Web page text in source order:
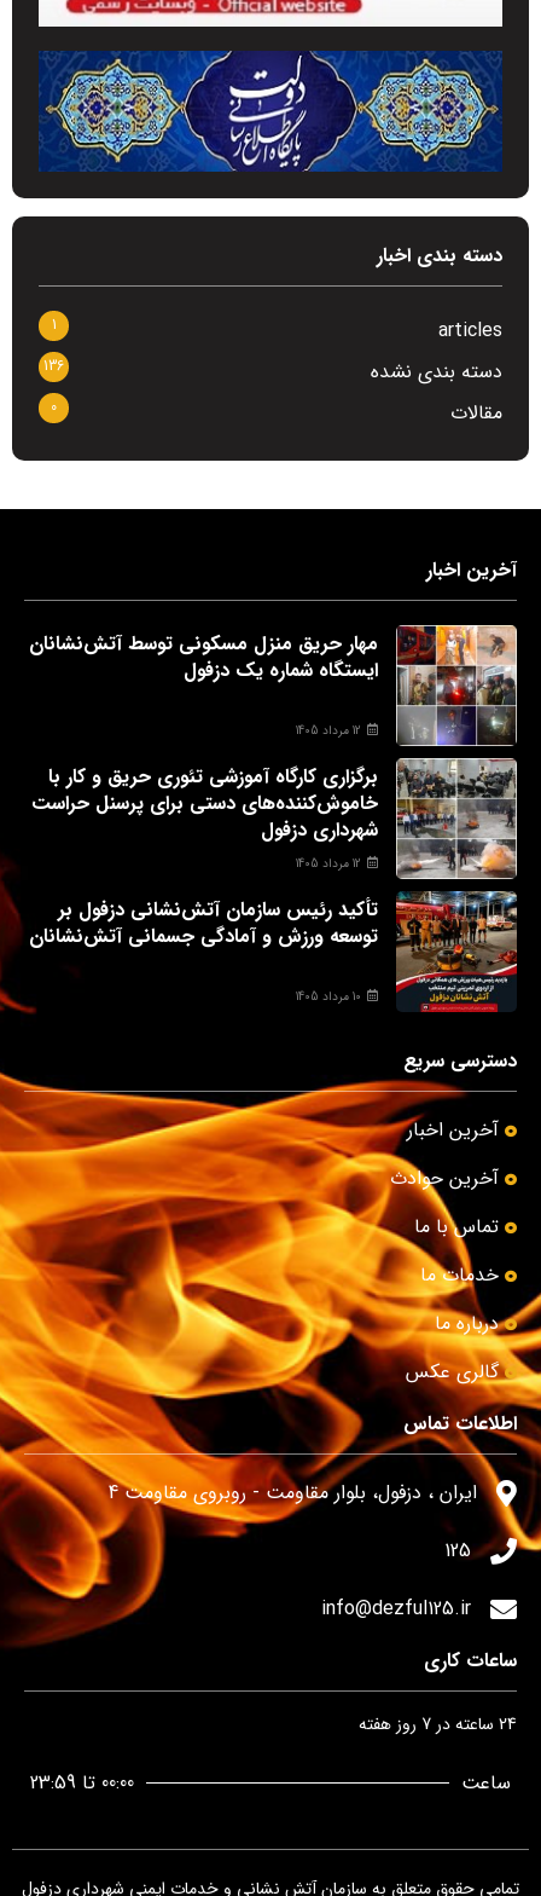
دسته بندی اخبار
articles
1
دسته بندی نشده 136
مقالات 0
آخرین اخبار
مهار حریق منزل مسکونی توسط آتش‌نشانان
ایستگاه شماره یک دزفول
12 مرداد 1405
برگزاری کارگاه آموزشی تئوری حریق و کار با
خاموش‌کننده‌های دستی برای پرسنل حراست
شهرداری دزفول
12 مرداد 1405
تأکید رئیس سازمان آتش‌نشانی دزفول بر
توسعه ورزش و آمادگی جسمانی آتش‌نشانان
10 مرداد 1405
دسترسی سریع
آخرین اخبار
آخرین حوادث
تماس با ما
خدمات ما
درباره ما
گالری عکس
اطلاعات تماس
ایران ، دزفول، بلوار مقاومت - روبروی مقاومت 4
125
info@dezful125.ir
ساعات کاری
24 ساعته در 7 روز هفته
ساعت 00:00 تا 23:59
تمامی حقوق متعلق به سازمان آتش نشانی و خدمات ایمنی شهرداری دزفول